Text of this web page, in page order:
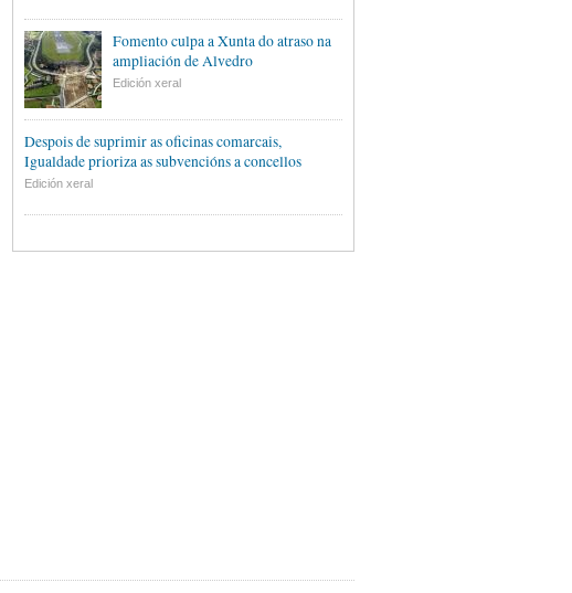
Fomento culpa a Xunta do atraso na
ampliación de Alvedro
Edición xeral
Despois de suprimir as oficinas comarcais,
Igualdade prioriza as subvencións a concellos
Edición xeral